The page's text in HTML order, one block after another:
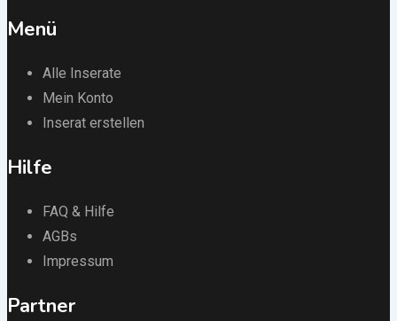
Menü
Alle Inserate
Mein Konto
Inserat erstellen
Hilfe
FAQ & Hilfe
AGBs
Impressum
Partner